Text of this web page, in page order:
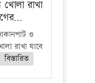
রাখা
ও
রাখা যাবে
বিস্তারিত